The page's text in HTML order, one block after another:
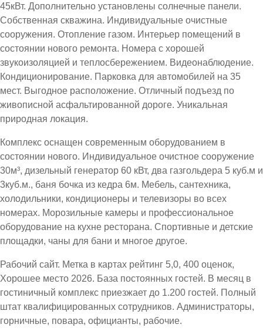
45кВт. Дополнительно установлены солнечные панели.
Собственная скважина. Индивидуальные очистные
сооружения. Отопление газом. Интерьер помещений в
состоянии нового ремонта. Номера с хорошей
звукоизоляцией и теплосбережением. Видеонаблюдение.
Кондиционирование. Парковка для автомобилей на 35
мест. Выгодное расположение. Отличный подъезд по
живописной асфальтированной дороге. Уникальная
природная локация.
Комплекс оснащен современным оборудованием в
состоянии нового. Индивидуальное очистное сооружение
30м³, дизельный генератор 60 кВт, два газгольдера 5 куб.м и
3куб.м., баня бочка из кедра 6м. Мебель, сантехника,
холодильники, кондиционеры и телевизоры во всех
номерах. Морозильные камеры и профессиональное
оборудование на кухне ресторана. Спортивные и детские
площадки, чаны для бани и многое другое.
Рабочий сайт. Метка в картах рейтинг 5,0, 400 оценок,
Хорошее место 2026. База постоянных гостей. В месяц в
гостиничный комплекс приезжает до 1.200 гостей. Полный
штат квалифицированных сотрудников. Администраторы,
горничные, повара, официанты, рабочие.